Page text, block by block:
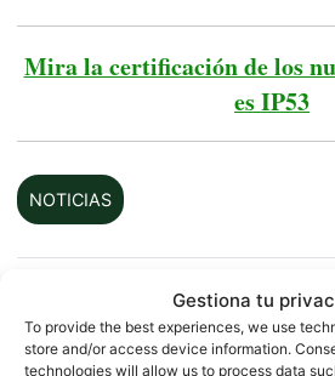
Gestiona tu
To provide the best experiences, we use
store and/or access device information.
technologies will allow us to process data
Mira la certificación de los
es IP53
NOTICIAS
Sobre este autor